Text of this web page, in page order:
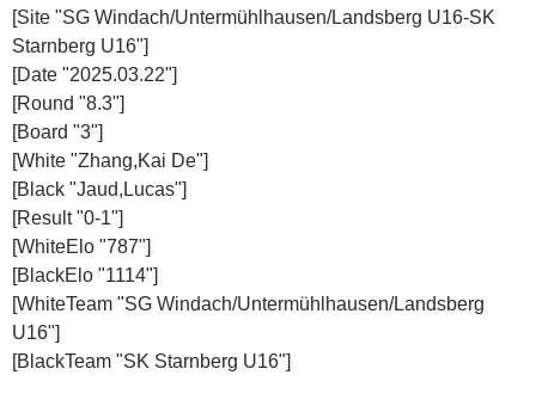
[Site "SG Windach/Untermühlhausen/Landsberg U16-SK
Starnberg U16"]
[Date "2025.03.22"]
[Round "8.3"]
[Board "3"]
[White "Zhang,Kai De"]
[Black "Jaud,Lucas"]
[Result "0-1"]
[WhiteElo "787"]
[BlackElo "1114"]
[WhiteTeam "SG Windach/Untermühlhausen/Landsberg
U16"]
[BlackTeam "SK Starnberg U16"]